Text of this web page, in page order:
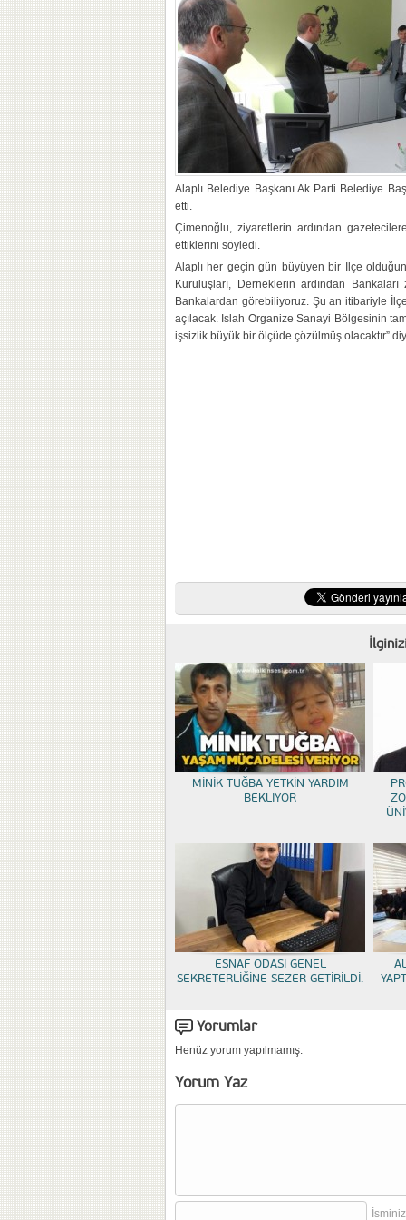
Alaplı Belediye Başkanı Ak Parti Belediye
etti.
Çimenoğlu, ziyaretlerin ardından
ettiklerini söyledi.
Alaplı her geçin gün büyüyen bir İlçe
Kuruluşları, Derneklerin ardından
Bankalardan görebiliyoruz. Şu an itibariyle
açılacak. Islah Organize Sanayi Bölgesinin
işsizlik büyük bir ölçüde çözülmüş olacaktır”
MİNİK TUĞBA YETKİN YARDIM
BEKLİYOR
ESNAF ODASI GENEL
SEKRETERLİĞİNE SEZER GETİRİLDİ.
Yorumlar
Henüz yorum yapılmamış.
Yorum Yaz
İsminiz